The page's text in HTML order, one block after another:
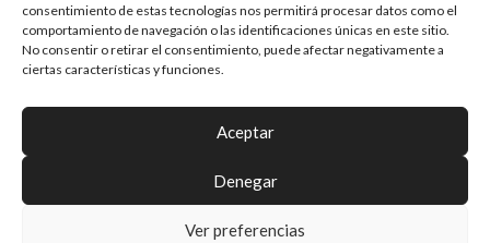
consentimiento de estas tecnologías nos permitirá procesar datos como el
comportamiento de navegación o las identificaciones únicas en este sitio.
No consentir o retirar el consentimiento, puede afectar negativamente a
ciertas características y funciones.
Aceptar
Denegar
Ver preferencias
LEGAL
MAPA WEB
Pitágoras - Papelería & Regalos PersonalizadosDISEÑO Y DESARROLLO WEB
EME DIGITAL